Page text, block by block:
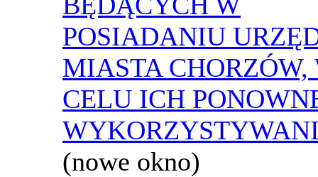
POSIADANIU
MIASTA CHORZÓW,
CELU ICH
(nowe okno)